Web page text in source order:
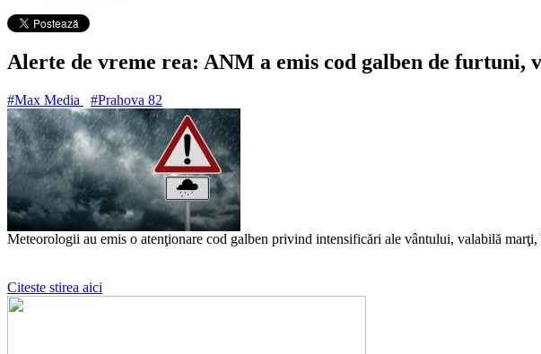
Alerte de vreme rea: ANM a emis cod galben de
#Max Media #Prahova 82
Meteorologii au emis o atenţionare cod galben privind intensificări ale vântului, valabilă
Citeste stirea aici